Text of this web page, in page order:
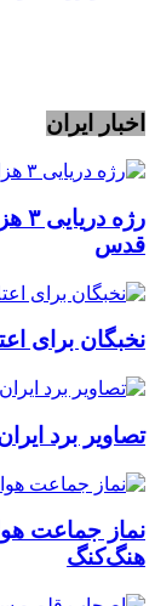
اخبار ایران
قدس
نخبگان برای
تصاویر برد
نماز جماعت
هنگ‌کنگ